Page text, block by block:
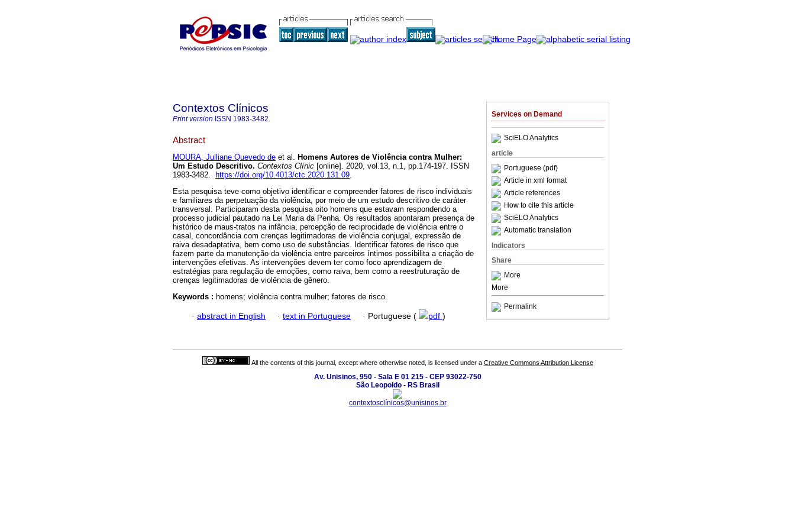
Services on Demand
SciELO Analytics
article
Portuguese (pdf)
Article in xml format
Article references
How to cite this article
SciELO Analytics
Automatic translation
Indicators
Share
More
More
Permalink
Contextos Clínicos
Print version ISSN 1983-3482
Abstract
MOURA, Julliane Quevedo de et al. Homens Autores de Violência contra Mulher:
Um Estudo Descritivo. Contextos Clínic [online]. 2020, vol.13, n.1, pp.174-197. ISSN
1983-3482.
https://doi.org/10.4013/ctc.2020.131.09.
Esta pesquisa teve como objetivo identificar e compreender fatores de risco individuais
e familiares da perpetuação da violência, por meio de um estudo descritivo de caráter
transversal. Participaram desta pesquisa oito homens que estavam respondendo a
processo judicial pautado na Lei Maria da Penha. Os resultados apontaram presença de
histórico de maus-tratos na infância, percepção de reciprocidade de violência entre o
casal, concordância com crenças legitimadoras de violência conjugal, expressão de
raiva desadaptativa, bem como uso de substâncias. Identificar fatores de risco que
fazem parte da manutenção da violência entre parceiros íntimos possibilita a criação de
intervenções efetivas. As intervenções devem ter como foco aprendizagem de
estratégias para regulação de emoções, como raiva, bem como a reestruturação de
crenças legitimadoras de violência de gênero.
Keywords : homens; violência contra mulher; fatores de risco.
· abstract in English · text in Portuguese · Portuguese ( pdf )
All the contents of this journal, except where otherwise noted, is licensed under a Creative Commons Attribution License
Av. Unisinos, 950 - Sala E 01 215 - CEP 93022-750
São Leopoldo - RS Brasil
contextosclínicos@unisinos.br